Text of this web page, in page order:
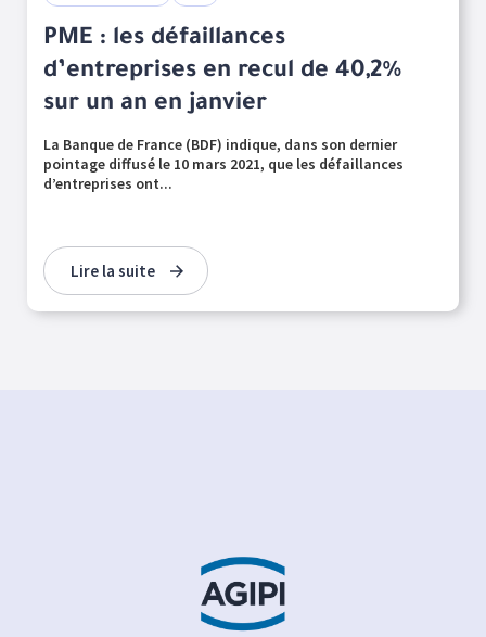
PME : les défaillances
d’entreprises en recul de 40,2%
sur un an en janvier
La Banque de France (BDF) indique, dans son dernier
pointage diffusé le 10 mars 2021, que les défaillances
d’entreprises ont...
Lire la suite